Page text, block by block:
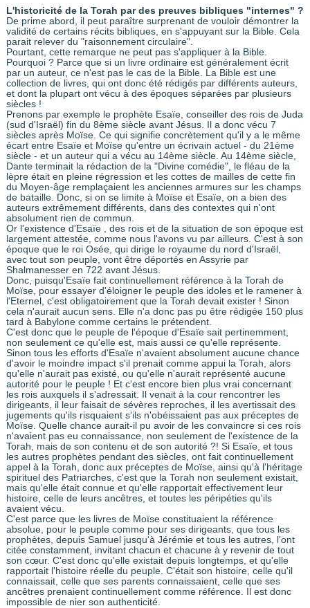
L'historicité de la Torah par des preuves bibliques "internes" ?
De prime abord, il peut paraître surprenant de vouloir démontrer la
validité de certains récits bibliques, en s'appuyant sur la Bible. Cela
parait relever du "raisonnement circulaire".
Pourtant, cette remarque ne peut pas s'appliquer à la Bible.
Pourquoi ? Parce que si un livre ordinaire est généralement écrit
par un auteur, ce n'est pas le cas de la Bible. La Bible est une
collection de livres, qui ont donc été rédigés par différents auteurs,
et dont la plupart ont vécu à des époques séparées par plusieurs
siècles !
Prenons par exemple le prophète Esaïe, conseiller des rois de Juda
(sud d'Israël) fin du 8ème siècle avant Jésus. Il a donc vécu 7
siècles après Moïse. Ce qui signifie concrètement qu'il y a le même
écart entre Esaïe et Moïse qu'entre un écrivain actuel - du 21ème
siècle - et un auteur qui a vécu au 14ème siècle. Au 14ème siècle,
Dante terminait la rédaction de la "Divine comédie", le fléau de la
lèpre était en pleine régression et les cottes de mailles de cette fin
du Moyen-âge remplaçaient les anciennes armures sur les champs
de bataille. Donc, si on se limite à Moïse et Esaïe, on a bien des
auteurs extrêmement différents, dans des contextes qui n'ont
absolument rien de commun.
Or l'existence d'Esaïe , des rois et de la situation de son époque est
largement attestée, comme nous l'avons vu par ailleurs. C'est à son
époque que le roi Osée, qui dirige le royaume du nord d'Israël,
avec tout son peuple, vont être déportés en Assyrie par
Shalmanesser en 722 avant Jésus.
Donc, puisqu'Esaïe fait continuellement référence à la Torah de
Moïse, pour essayer d'éloigner le peuple des idoles et le ramener à
l'Eternel, c'est obligatoirement que la Torah devait exister ! Sinon
cela n'aurait aucun sens. Elle n'a donc pas pu être rédigée 150 plus
tard à Babylone comme certains le prétendent.
C'est donc que le peuple de l'époque d'Esaïe sait pertinemment,
non seulement ce qu'elle est, mais aussi ce qu'elle représente.
Sinon tous les efforts d'Esaïe n'avaient absolument aucune chance
d'avoir le moindre impact s'il prenait comme appui la Torah, alors
qu'elle n'aurait pas existé, ou qu'elle n'aurait représenté aucune
autorité pour le peuple ! Et c'est encore bien plus vrai concernant
les rois auxquels il s'adressait. Il venait à la cour rencontrer les
dirigeants, il leur faisait de sévères reproches, il les avertissait des
jugements qu'ils risquaient s'ils n'obéissaient pas aux préceptes de
Moïse. Quelle chance aurait-il pu avoir de les convaincre si ces rois
n'avaient pas eu connaissance, non seulement de l'existence de la
Torah, mais de son contenu et de son autorité ?! Si Esaïe, et tous
les autres prophètes pendant des siècles, ont fait continuellement
appel à la Torah, donc aux préceptes de Moïse, ainsi qu'à l'héritage
spirituel des Patriarches, c'est que la Torah non seulement existait,
mais qu'elle était connue et qu'elle rapportait effectivement leur
histoire, celle de leurs ancêtres, et toutes les péripéties qu'ils
avaient vécu.
C'est parce que les livres de Moïse constituaient la référence
absolue, pour le peuple comme pour ses dirigeants, que tous les
prophètes, depuis Samuel jusqu'à Jérémie et tous les autres, l'ont
citée constamment, invitant chacun et chacune à y revenir de tout
son cœur. C'est donc qu'elle existait depuis longtemps, et qu'elle
rapportait l'histoire réelle du peuple. C'était son histoire, celle qu'il
connaissait, celle que ses parents connaissaient, celle que ses
ancêtres prenaient continuellement comme référence. Il est donc
impossible de nier son authenticité.